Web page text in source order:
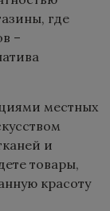
где
–
местных
и
товары,
красоту